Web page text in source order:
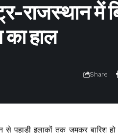
राजस्थान में
का हाल
Share
से पहाड़ी इलाकों तक जमकर बारिश हो